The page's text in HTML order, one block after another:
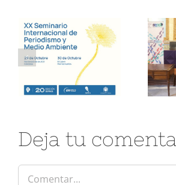
Deja tu
Comentar